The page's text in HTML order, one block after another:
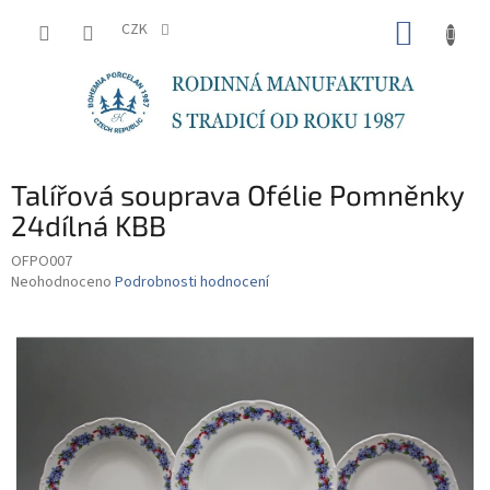
CZK
Talířová souprava Ofélie Pomněnky
24dílná KBB
OFPO007
Průměrné
je
hvězdiček.
Neohodnoceno Podrobnosti hodnocení